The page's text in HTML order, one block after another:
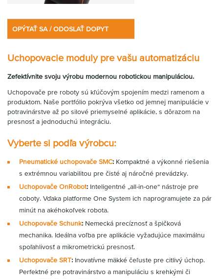
OPÝTAŤ SA / ODOSLAŤ DOPYT
Uchopovacie moduly pre vašu automatizáciu
Zefektívnite svoju výrobu modernou robotickou manipuláciou.
Uchopovače pre roboty sú kľúčovým spojením medzi ramenom a
produktom. Naše portfólio pokrýva všetko od jemnej manipulácie v
potravinárstve až po silové priemyselné aplikácie, s dôrazom na
presnosť a jednoduchú integráciu.
Vyberte si podľa výrobcu:
Pneumatické uchopovače SMC: Kompaktné a výkonné riešenia
s extrémnou variabilitou pre čisté aj náročné prevádzky.
Uchopovače OnRobot: Inteligentné „all-in-one“ nástroje pre
coboty. Vďaka platforme One System ich naprogramujete za pár
minút na akéhokoľvek robota.
Uchopovače Schunk: Nemecká precíznosť a špičková
mechanika. Ideálna voľba pre aplikácie vyžadujúce maximálnu
spoľahlivosť a mikrometrickú presnosť.
Uchopovače SRT: Inovatívne mäkké čeľuste pre citlivý úchop.
Perfektné pre potravinárstvo a manipuláciu s krehkými či